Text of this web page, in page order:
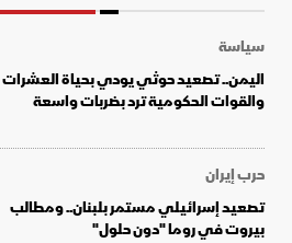
سياسة
اليمن.. تصعيد حوثي يودي بحياة العشرات
والقوات الحكومية ترد بضربات واسعة
حرب إيران
تصعيد إسرائيلي مستمر بلبنان.. ومطالب
بيروت في روما "دون حلول"